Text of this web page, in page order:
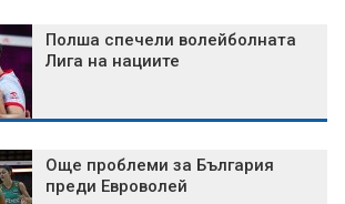
Полша спечели волейболната
Лига на нациите
Още проблеми за България
преди Евроволей